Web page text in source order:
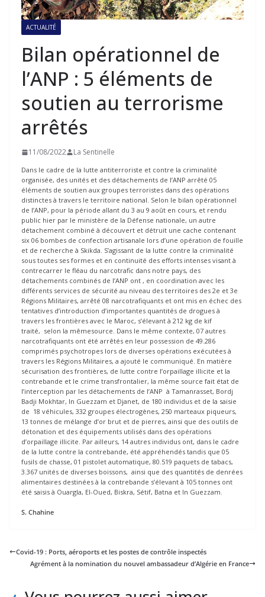
ACTUALITÉ
Bilan opérationnel de
l’ANP : 5 éléments de
soutien au terrorisme
arrêtés
11/08/2022 La Sentinelle
Dans le cadre de la lutte antiterroriste et contre la criminalité
organisée, des unités et des détachements de l’ANP arrêté 05
éléments de soutien aux groupes terroristes dans des opérations
distinctes à travers le territoire national. Selon le bilan opérationnel
de l’ANP, pour la période allant du 3 au 9 août en cours, et rendu
public hier par le ministère de la Défense nationale, un autre
détachement combiné à découvert et détruit une cache contenant
six 06 bombes de confection artisanale lors d’une opération de fouille
et de recherche à Skikda. S’agissant de la lutte contre la criminalité
sous toutes ses formes et en continuité des efforts intenses visant à
contrecarrer le fléau du narcotrafic dans notre pays, des
détachements combinés de l’ANP ont , en coordination avec les
différents services de sécurité au niveau des territoires des 2e et 3e
Régions Militaires, arrêté 08 narcotrafiquants et ont mis en échec des
tentatives d’introduction d’importantes quantités de drogues à
travers les frontières avec le Maroc, s’élevant à 212 kg de kif
traité, selon la mêmesource. Dans le même contexte, 07 autres
narcotrafiquants ont été arrêtés en leur possession de 49.286
comprimés psychotropes lors de diverses opérations exécutées à
travers les Régions Militaires, a ajouté le communiqué. En matière
sécurisation des frontières, de lutte contre l’orpaillage illicite et la
contrebande et le crime transfrontalier, la même source fait état de
l’interception par les détachements de l’ANP à Tamanrasset, Bordj
Badji Mokhtar, In Guezzam et Djanet, de 180 individus et de la saisie
de 18 véhicules, 332 groupes électrogènes, 250 marteaux piqueurs,
13 tonnes de mélange d’or brut et de pierres, ainsi que des outils de
détonation et des équipements utilisés dans des opérations
d’orpaillage illicite. Par ailleurs, 14 autres individus ont, dans le cadre
de la lutte contre la contrebande, été appréhendés tandis que 05
fusils de chasse, 01 pistolet automatique, 80.519 paquets de tabacs,
3.367 unités de diverses boissons, ainsi que des quantités de denrées
alimentaires destinées à la contrebande s’élevant à 105 tonnes ont
été saisis à Ouargla, El-Oued, Biskra, Sétif, Batna et In Guezzam.
S. Chahine
Covid-19 : Ports, aéroports et les postes de contrôle inspectés
Agrément à la nomination du nouvel ambassadeur d’Algérie en France